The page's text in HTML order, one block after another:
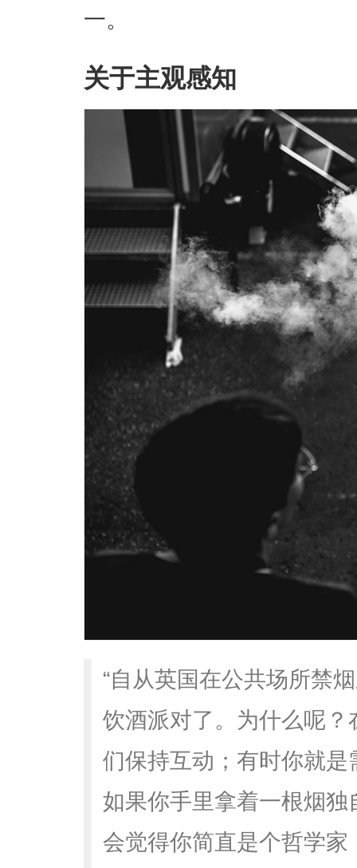
一。
关于主观感知
“自从英国在公共场所禁
饮酒派对了。为什么呢
们保持互动；有时你就
如果你手里拿着一根烟
会觉得你简直是个哲学